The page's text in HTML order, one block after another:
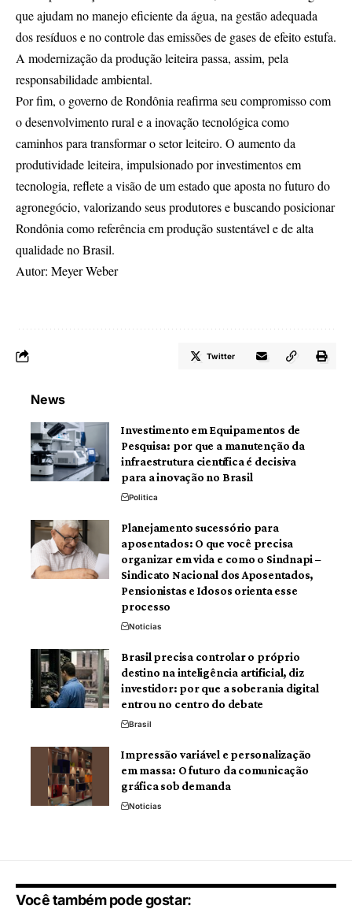
que ajudam no manejo eficiente da água, na gestão adequada
dos resíduos e no controle das emissões de gases de efeito estufa.
A modernização da produção leiteira passa, assim, pela
responsabilidade ambiental.
Por fim, o governo de Rondônia reafirma seu compromisso com
o desenvolvimento rural e a inovação tecnológica como
caminhos para transformar o setor leiteiro. O aumento da
produtividade leiteira, impulsionado por investimentos em
tecnologia, reflete a visão de um estado que aposta no futuro do
agronegócio, valorizando seus produtores e buscando posicionar
Rondônia como referência em produção sustentável e de alta
qualidade no Brasil.
Autor: Meyer Weber
Twitter
News
Investimento em Equipamentos de
Pesquisa: por que a manutenção da
infraestrutura científica é decisiva
para a inovação no Brasil
Politica
Planejamento sucessório para
aposentados: O que você precisa
organizar em vida e como o Sindnapi –
Sindicato Nacional dos Aposentados,
Pensionistas e Idosos orienta esse
processo
Noticias
Brasil precisa controlar o próprio
destino na inteligência artificial, diz
investidor: por que a soberania digital
entrou no centro do debate
Brasil
Impressão variável e personalização
em massa: O futuro da comunicação
gráfica sob demanda
Noticias
Você também pode gostar: